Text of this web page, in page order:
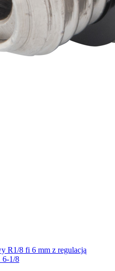
R1/8 fi 6 mm z regulacją
6-1/8